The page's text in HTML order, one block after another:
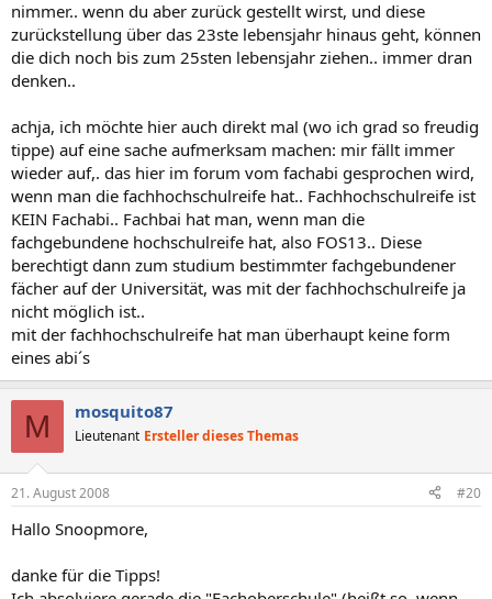
nimmer.. wenn du aber zurück gestellt wirst, und diese
zurückstellung über das 23ste lebensjahr hinaus geht, können
die dich noch bis zum 25sten lebensjahr ziehen.. immer dran
denken..
achja, ich möchte hier auch direkt mal (wo ich grad so freudig
tippe) auf eine sache aufmerksam machen: mir fällt immer
wieder auf,. das hier im forum vom fachabi gesprochen wird,
wenn man die fachhochschulreife hat.. Fachhochschulreife ist
KEIN Fachabi.. Fachbai hat man, wenn man die
fachgebundene hochschulreife hat, also FOS13.. Diese
berechtigt dann zum studium bestimmter fachgebundener
fächer auf der Universität, was mit der fachhochschulreife ja
nicht möglich ist..
mit der fachhochschulreife hat man überhaupt keine form
eines abi´s
M mosquito87
Lieutenant Ersteller dieses Themas
21. August 2008 #20
Hallo Snoopmore,
danke für die Tipps!